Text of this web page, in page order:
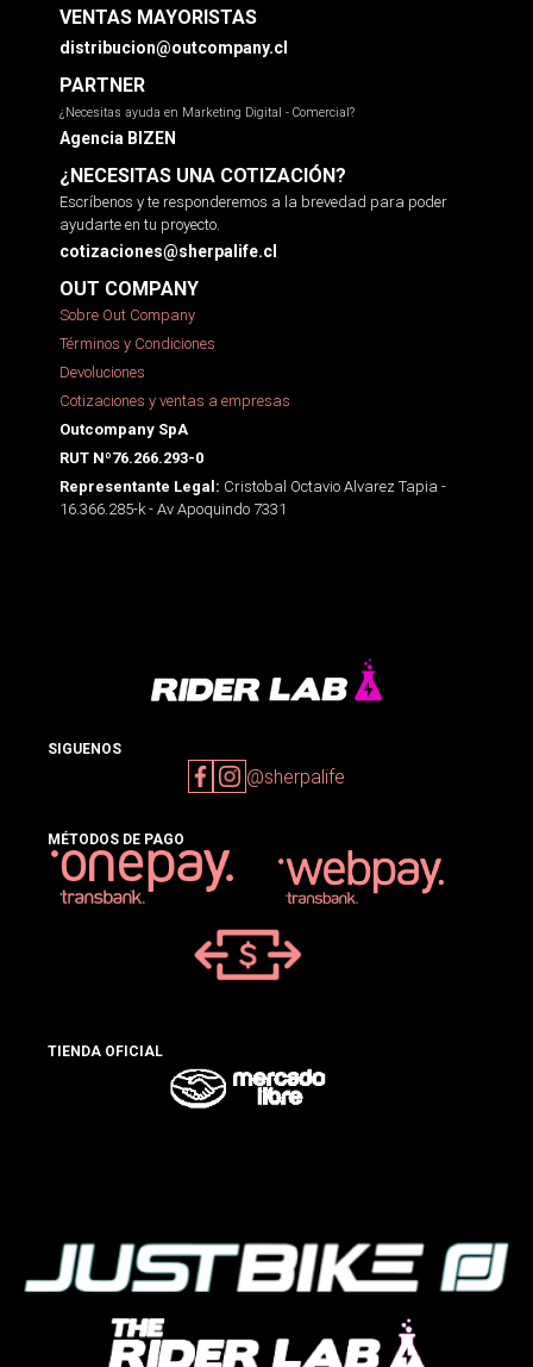
VENTAS MAYORISTAS
distribucion@outcompany.cl
PARTNER
¿Necesitas ayuda en Marketing Digital - Comercial?
Agencia BIZEN
¿NECESITAS UNA COTIZACIÓN?
Escríbenos y te responderemos a la brevedad para poder
ayudarte en tu proyecto.
cotizaciones@sherpalife.cl
OUT COMPANY
Sobre Out Company
Términos y Condiciones
Devoluciones
Cotizaciones y ventas a empresas
Outcompany SpA
RUT Nº76.266.293-0
Representante Legal: Cristobal Octavio Alvarez Tapia -
16.366.285-k - Av Apoquindo 7331
SIGUENOS
@sherpalife
MÉTODOS DE PAGO
TIENDA OFICIAL